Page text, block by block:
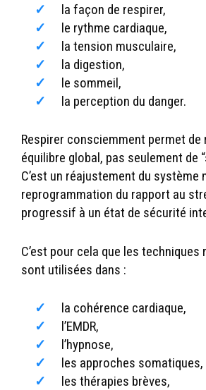
la façon de respirer,
le rythme cardiaque,
la tension musculaire,
la digestion,
le sommeil,
la perception du danger.
Respirer consciemment permet de
équilibre global, pas seulement de
C’est un réajustement du système
reprogrammation du rapport au
progressif à un état de sécurité
C’est pour cela que les
sont utilisées dans :
la cohérence cardiaque,
l’EMDR,
l’hypnose,
les approches somatiques,
les thérapies brèves,